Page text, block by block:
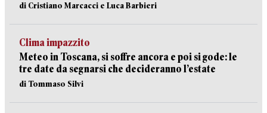
di Cristiano Marcacci e Luca Barbieri
Clima impazzito
Meteo in Toscana, si soffre ancora e poi si gode: le
tre date da segnarsi che decideranno l’estate
di Tommaso Silvi